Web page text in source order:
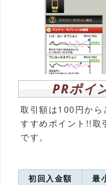
PRポイ
取引額は100円から
すすめポイント!!取
です。
初回入金額 最